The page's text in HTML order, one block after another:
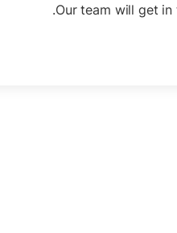
Our team will get in